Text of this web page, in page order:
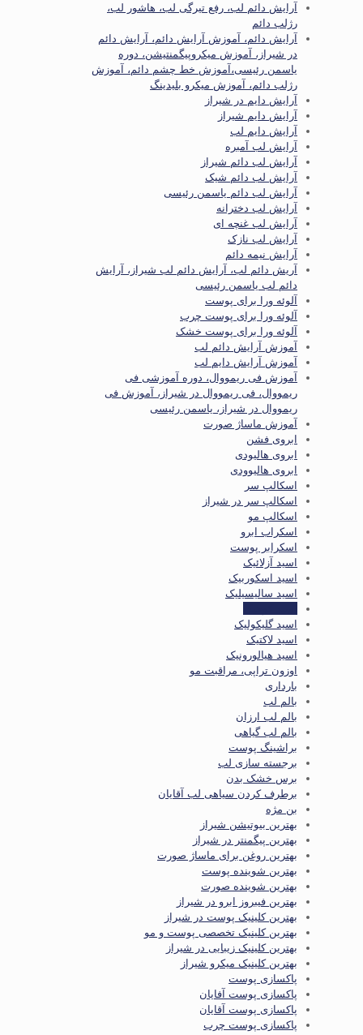
آرایش دائم لب، رفع تیرگی لب، هاشور لب،
رژلب دائم
آرایش دائم، آموزش آرایش دائم، آرایش دائم
در شیراز، آموزش میکروپیگمنتیشن، دوره
یاسمن رئیسی،آموزش خط چشم دائم، آموزش
رژلب دائم، آموزش میکرو بلیدینگ
آرایش دایم در شیراز
آرایش دایم شیراز
آرایش دایم لب
آرایش لب آمبره
آرایش لب دائم شیراز
آرایش لب دائم شیک
آرایش لب دائم یاسمن رئیسی
آرایش لب دخترانه
آرایش لب غنچه ای
آرایش لب نازک
آرایش نیمه دائم
آریش دائم لب، آرایش دائم لب شیراز، آرایش
دائم لب یاسمن رئیسی
آلوئه ورا برای پوست
آلوئه ورا برای پوست چرب
آلوئه ورا برای پوست خشک
آموزش آرایش دائم لب
آموزش آرایش دایم لب
آموزش فی ریمووال، دوره آموزشی فی
ریمووال، فی ریمووال در شیراز، آموزش فی
ریمووال در شیراز، یاسمن رئیسی
آموزش ماساژ صورت
ابروی فشن
ابروی هالیودی
ابروی هالیوودی
اسکالپ سر
اسکالپ سر در شیراز
اسکالپ مو
اسکراب ابرو
اسکرابر پوست
اسید آزلائیک
اسید اسکوربیک
اسید سالیسیلیک
اسید گلیکولیک
اسید لاکتیک
اسید هیالورونیک
اوزون تراپی، مراقبت مو
بارداری
بالم لب
بالم لب ارزان
بالم لب گیاهی
براشینگ پوست
برجسته سازی لب
برس خشک بدن
برطرف کردن سیاهی لب آقایان
بن مژه
بهترین بیوتیشن شیراز
بهترین پیگمنتر در شیراز
بهترین روغن برای ماساژ صورت
بهترین شوینده پوست
بهترین شوینده صورت
بهترین فیبروز ابرو در شیراز
بهترین کلینیک پوست در شیراز
بهترین کلینیک تخصصی پوست و مو
بهترین کلینیک زیبایی در شیراز
بهترین کلینیک میکرو شیراز
پاکسازی پوست
پاکسازی پوست آفایان
پاکسازی پوست آقایان
پاکسازی پوست چرب